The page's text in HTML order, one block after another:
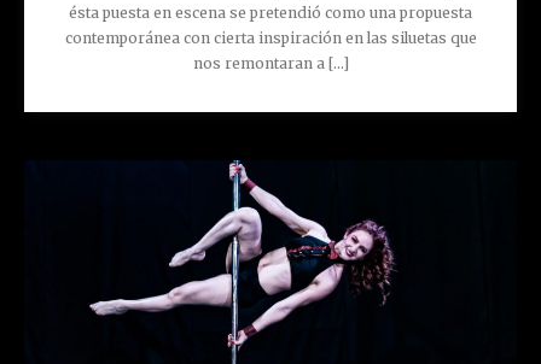
ésta puesta en escena se pretendió como una propuesta
contemporánea con cierta inspiración en las siluetas que
nos remontaran a [...]